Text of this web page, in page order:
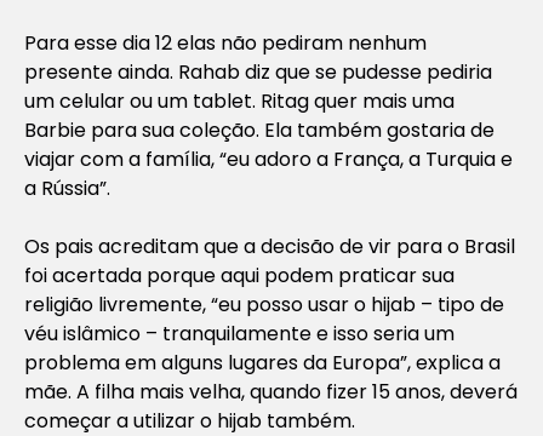
Para esse dia 12 elas não pediram nenhum
presente ainda. Rahab diz que se pudesse pediria
um celular ou um tablet. Ritag quer mais uma
Barbie para sua coleção. Ela também gostaria de
viajar com a família, “eu adoro a França, a Turquia e
a Rússia”.
Os pais acreditam que a decisão de vir para o Brasil
foi acertada porque aqui podem praticar sua
religião livremente, “eu posso usar o hijab – tipo de
véu islâmico – tranquilamente e isso seria um
problema em alguns lugares da Europa”, explica a
mãe. A filha mais velha, quando fizer 15 anos, deverá
começar a utilizar o hijab também.